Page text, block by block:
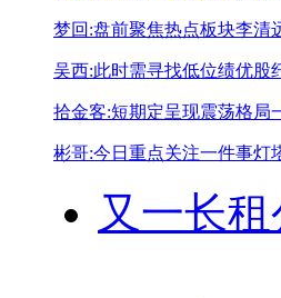
梦回:盘前聚焦热点板块李清
吴西:此时需寻找低位绩优股
拾金客:短期定呈现震荡格局
彬哥:今日重点关注一件事灯
又一长